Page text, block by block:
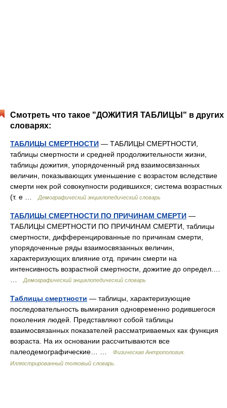
Смотреть что такое "ДОЖИТИЯ ТАБЛИЦЫ" в других
словарях:
ТАБЛИЦЫ СМЕРТНОСТИ — ТАБЛИЦЫ СМЕРТНОСТИ,
таблицы смертности и средней продолжительности жизни,
таблицы дожития, упорядоченный ряд взаимосвязанных
величин, показывающих уменьшение с возрастом вследствие
смерти нек рой совокупности родившихся; система возрастных
(т. е …
Демографический энциклопедический словарь
ТАБЛИЦЫ СМЕРТНОСТИ ПО ПРИЧИНАМ СМЕРТИ —
ТАБЛИЦЫ СМЕРТНОСТИ ПО ПРИЧИНАМ СМЕРТИ, таблицы
смертности, дифференцированные по причинам смерти,
упорядоченные ряды взаимосвязанных величин,
характеризующих влияние отд. причин смерти на
интенсивность возрастной смертности, дожитие до определ.…
Демографический энциклопедический словарь
Таблицы смертности — таблицы, характеризующие
последовательность вымирания одновременно родившегося
поколения людей. Представляют собой таблицы
взаимосвязанных показателей рассматриваемых как функция
возраста. На их основании рассчитываются все
палеодемографические… …
Физическая Антропология.
Иллюстрированный толковый словарь.